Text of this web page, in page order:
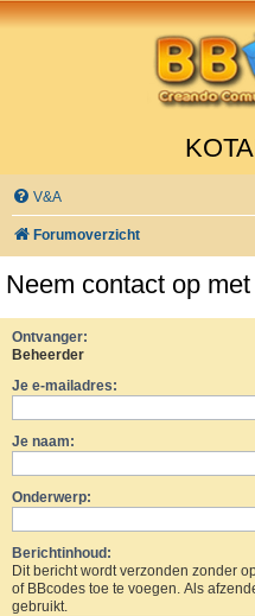
V&A
Forumoverzicht
Neem contact op
Ontvanger:
Beheerder
Je e-mailadres:
Je naam:
Onderwerp:
Berichtinhoud:
Dit bericht wordt verzonden zonder
of BBcodes toe te voegen. Als
gebruikt.